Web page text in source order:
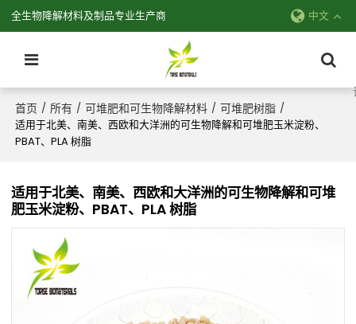
全生物降解材料及制品专业生产商 中文
首页 / 所有 / 可堆肥和可生物降解材料 / 可堆肥树脂 /
适用于北美、南美、西欧和大洋洲的可生物降解和可堆肥玉米淀粉、
PBAT、PLA 树脂
适用于北美、南美、西欧和大洋洲的可生物降解和可堆
肥玉米淀粉、PBAT、PLA 树脂